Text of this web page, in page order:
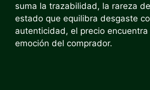
suma la trazabilidad, la rareza
estado que equilibra desgaste
autenticidad, el precio encuentra
emoción del comprador.